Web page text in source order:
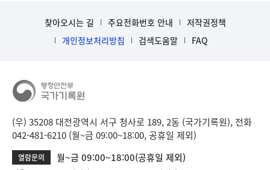
찾아오시는 길 주요전화번호 안내
저작권정책
개인정보처리방침
검색도움말 FAQ
(우) 35208 대전광역시 서구 청사로 189, 2동 (국가기록원), 전화
042-481-6210 (월~금 09:00~18:00, 공휴일 제외)
열람문의 월~금 09:00~18:00(공휴일 제외)